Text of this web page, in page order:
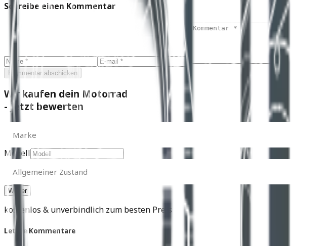
Schreibe einen Kommentar
Kommentar abschicken
Wir kaufen dein Motorrad
- Jetzt bewerten
Marke
Modell
Zustand
Allgemeiner Zustand
kostenlos & unverbindlich zum besten Preis
Letzte Kommentare